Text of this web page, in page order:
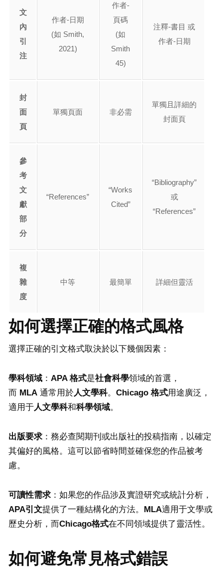
文
內
引
注
作者-日期
(如 Smith,
2021)
作者-
頁碼
(如
Smith
45)
注釋-書目 或
作者-日期
封
面
頁
單獨頁面 非必需
單獨且詳細的
封面頁
參
考
文
獻
部
分
“References”
“Works
Cited”
“Bibliography”
或
“References”
複
雜
度
中等 最簡單 詳細但靈活
如何選擇正確的格式風格
選擇正確的引文格式取決於以下幾個因素：
學科領域 ： APA 格式是社會科學領域的首選，
而 MLA 通常用於人文學科。 Chicago 格式用途廣泛，
適用于人文學科和科學領域。
出版要求 ：務必查閱期刊或出版社的投稿指南，以確定
其偏好的風格。這可以節省時間並確保您的作品被考
慮。
可讀性需求 ：如果您的作品涉及實證研究或統計分析，
APA引文提供了一種結構化的方法。 MLA適用于文學或
歷史分析，而Chicago格式在不同領域提供了靈活性。
如何避免常見格式錯誤